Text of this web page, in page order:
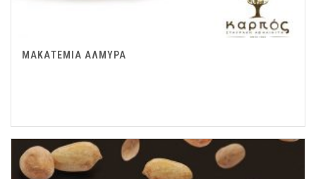
ΜΑΚΑΤΕΜΙΑ ΑΛΜΥΡΑ